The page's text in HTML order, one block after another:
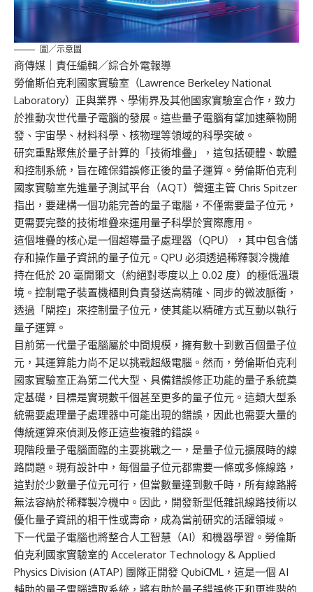
圖／示意圖
商傳媒 ｜責任編輯／綜合外電報導
勞倫斯伯克利國家實驗室（Lawrence Berkeley National
Laboratory）正與業界、學術界及其他國家實驗室合作，致力
於推動次世代量子電腦的發展。這些量子電腦有望加速藥物開
發、宇宙學、材料科學、核物理等領域的科學突破。
研究重點聚焦於量子計算的「技術堆疊」，這包括硬體、軟體
和控制系統，旨在確保錯誤修正後的量子運算。勞倫斯伯克利
國家實驗室先進量子測試平台（AQT）營運主管 Chris Spitzer
指出，要建構一個功能完善的量子電腦，不僅需要量子位元，
更需要完整的技術堆疊來運用量子科學於實際應用。
這個堆疊的核心是一個超導量子處理器（QPU），其中包含儲
存和操作量子資訊的量子位元。QPU 必須透過稀釋製冷機維
持在低於 20 毫開爾文（約絕對零度以上 0.02 度）的極低溫環
境。控制電子裝置機櫃則負責發送高精確、同步的微波脈衝，
透過「閘控」來控制量子位元，使其能以精確方式互動以執行
量子運算。
目前第一代量子電腦屬於中間規模，擁有數十到數百個量子位
元，其運算能力尚不足以挑戰超級電腦。然而，勞倫斯伯克利
國家實驗室正為第二代大型、具備錯誤修正功能的量子系統奠
定基礎，目標是實現數千個甚至更多的量子位元。這類大型系
統需要處理量子處理器中可能出現的錯誤，因此也需要大量的
傳統運算來偵測及修正這些複雜的錯誤。
現階段量子電腦面臨的主要挑戰之一，是量子位元擴展時的線
路問題。現有設計中，每個量子位元都需要一條或多條線路，
這對於少數量子位元可行，但當數量達到數千時，所有線路將
無法容納於稀釋製冷機中。因此，開發新型低雜訊線路技術以
優化量子資訊的相干性或壽命，成為當前研究的活躍領域。
下一代量子電腦也將整合人工智慧（AI）和機器學習。勞倫斯
伯克利國家實驗室的 Accelerator Technology & Applied
Physics Division (ATAP) 團隊正開發 QubiCML，這是一個 AI